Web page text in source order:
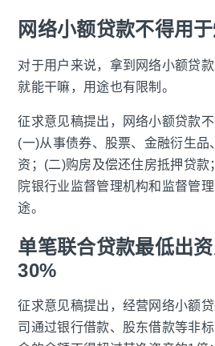
网络小额贷款不得用
对于用户来说，拿到网络小额贷
就能干嘛，用途也有限制。
征求意见稿提出，网络小额贷款不
(一)从事债券、股票、金融衍生品
资；(二)购房及偿还住房抵押贷款
院银行业监督管理机构和监督管
途。
单笔联合贷款最低出
30%
征求意见稿提出，经营网络小额
司通过银行借款、股东借款等非